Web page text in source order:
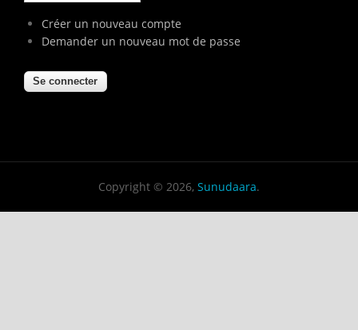
Créer un nouveau compte
Demander un nouveau mot de passe
Copyright © 2026, Sunudaara.